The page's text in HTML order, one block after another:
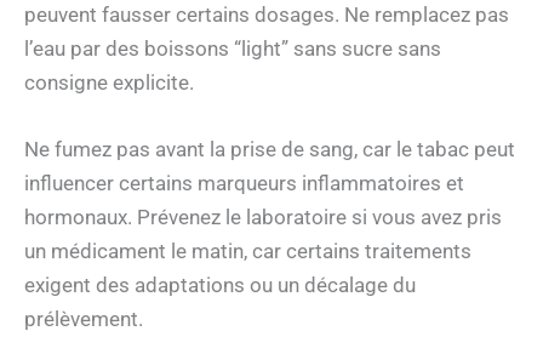
peuvent fausser certains dosages. Ne remplacez pas
l’eau par des boissons “light” sans sucre sans
consigne explicite.
Ne fumez pas avant la prise de sang, car le tabac peut
influencer certains marqueurs inflammatoires et
hormonaux. Prévenez le laboratoire si vous avez pris
un médicament le matin, car certains traitements
exigent des adaptations ou un décalage du
prélèvement.